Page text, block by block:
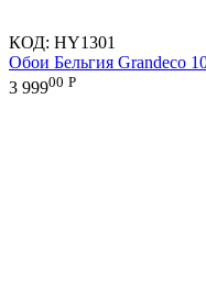
КОД: HY1301
Обои Бельгия Grandeco
3 99900 Р